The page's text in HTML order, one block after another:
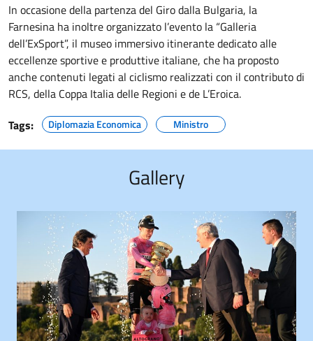
In occasione della partenza del Giro dalla Bulgaria, la
Farnesina ha inoltre organizzato l’evento la “Galleria
dell’ExSport”, il museo immersivo itinerante dedicato alle
eccellenze sportive e produttive italiane, che ha proposto
anche contenuti legati al ciclismo realizzati con il contributo di
RCS, della Coppa Italia delle Regioni e de L’Eroica.
Tags:
Diplomazia Economica Ministro
Gallery